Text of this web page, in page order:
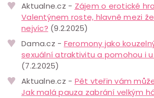
Aktualne.cz - Zájem o erotické
Valentýnem roste, hlavně mezi
nejvíc? (9.2.2025)
Dama.cz - Feromony jako
sexuální atraktivitu a pomohou i
(7.2.2025)
Aktualne.cz - Pět vteřin vám
Jak malá pauza zabrání velkým